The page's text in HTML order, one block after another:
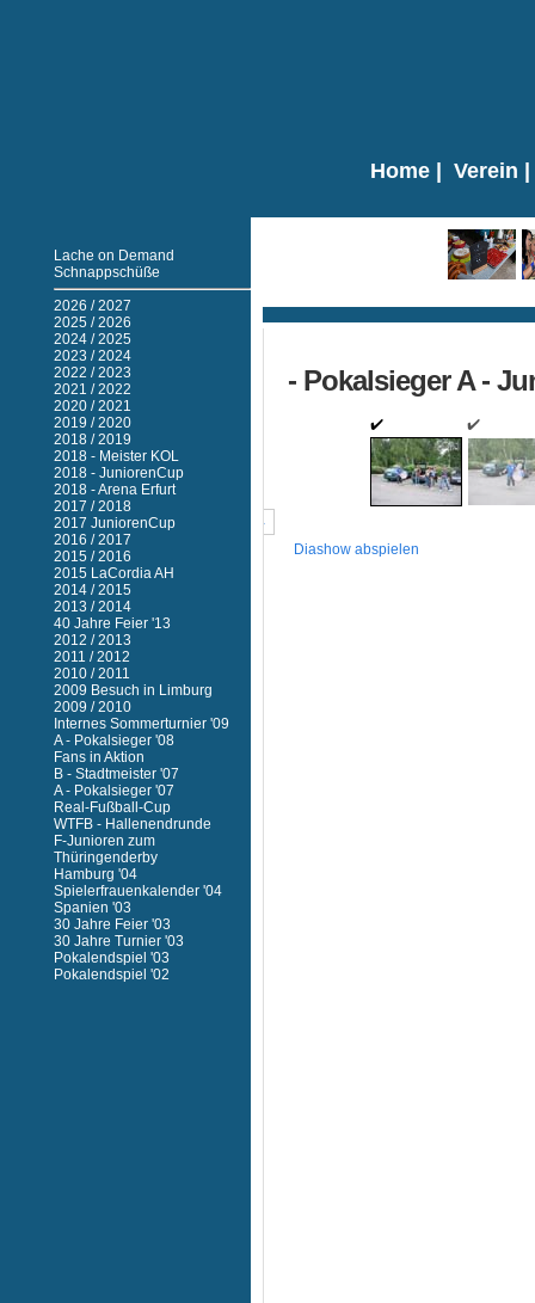
Home Verein
Lache on Demand
Schnappschüße
2026 / 2027
2025 / 2026
2024 / 2025
2023 / 2024
2022 / 2023
2021 / 2022
2020 / 2021
2019 / 2020
2018 / 2019
2018 - Meister KOL
2018 - JuniorenCup
2018 - Arena Erfurt
2017 / 2018
2017 JuniorenCup
2016 / 2017
2015 / 2016
2015 LaCordia AH
2014 / 2015
2013 / 2014
40 Jahre Feier '13
2012 / 2013
2011 / 2012
2010 / 2011
2009 Besuch in Limburg
2009 / 2010
Internes Sommerturnier '09
A - Pokalsieger '08
Fans in Aktion
B - Stadtmeister '07
A - Pokalsieger '07
Real-Fußball-Cup
WTFB - Hallenendrunde
F-Junioren zum
Thüringenderby
Hamburg '04
Spielerfrauenkalender '04
Spanien '03
30 Jahre Feier '03
30 Jahre Turnier '03
Pokalendspiel '03
Pokalendspiel '02
- Pokalsieger A -
3 4 5 6 …
Next ›
Diashow abspielen